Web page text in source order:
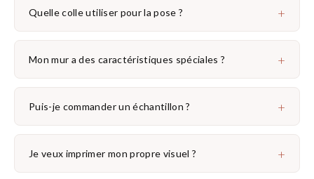
Quelle colle utiliser pour la pose ? +
Mon mur a des caractéristiques spéciales ? +
Puis-je commander un échantillon ? +
Je veux imprimer mon propre visuel ? +